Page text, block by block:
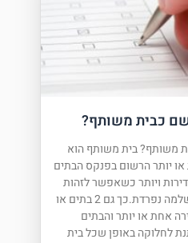
כבית משותף?
משותף? בית משותף הוא
שיש בו 2 דירות או יותר הרשום בפנקס הבתים
המשותפים. בית שיש בו 2 דירות ויותר כשאפשר לזהות
כל אחת מהדירות כיחידה שלמה נפרדת.כך גם 2 בתים או
אחת או יותר והבתים
לחלוקה באופן שכל בית